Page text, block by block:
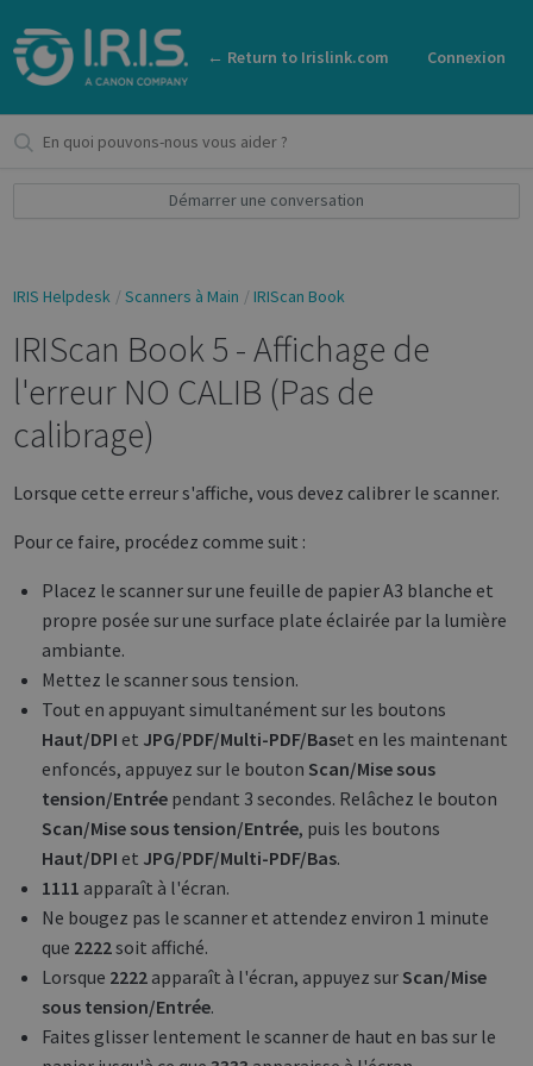
← Return to Irislink.com Connexion
Démarrer une conversation
IRIS Helpdesk Scanners à Main IRIScan Book
IRIScan Book 5 - Affichage de
l'erreur NO CALIB (Pas de
calibrage)
Lorsque cette erreur s'affiche, vous devez calibrer le scanner.
Pour ce faire, procédez comme suit :
Placez le scanner sur une feuille de papier A3 blanche et
propre posée sur une surface plate éclairée par la lumière
ambiante.
Mettez le scanner sous tension.
Tout en appuyant simultanément sur les boutons
Haut/DPI et JPG/PDF/Multi-PDF/Baset en les maintenant
enfoncés, appuyez sur le bouton Scan/Mise sous
tension/Entrée pendant 3 secondes. Relâchez le bouton
Scan/Mise sous tension/Entrée, puis les boutons
Haut/DPI et JPG/PDF/Multi-PDF/Bas.
1111 apparaît à l'écran.
Ne bougez pas le scanner et attendez environ 1 minute
que 2222soit affiché.
Lorsque 2222 apparaît à l'écran, appuyez sur Scan/Mise
sous tension/Entrée.
Faites glisser lentement le scanner de haut en bas sur le